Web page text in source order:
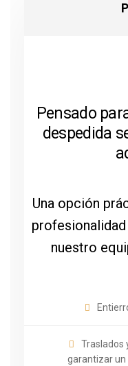
Pensado
despedida
Una opción
nuestro
Traslados
garantizar un